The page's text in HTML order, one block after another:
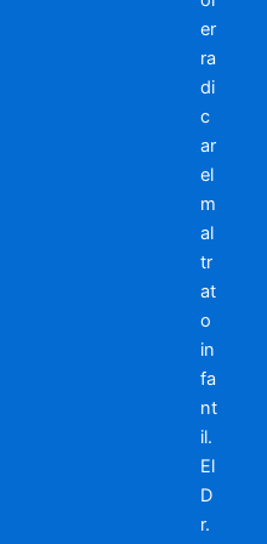
er
ra
di
c
ar
el
m
al
tr
at
o
in
fa
nt
il.
El
D
r.